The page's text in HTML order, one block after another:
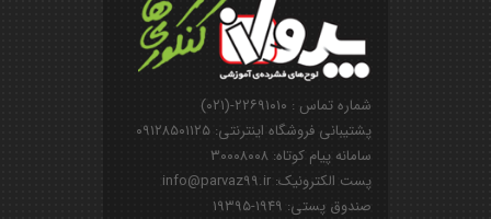
شماره تماس : ۲۲۶۹۱۰۱۰-(۰۲۱)
پشتیبانی فروشگاه اینترنتی: ۰۹۱۲۸۵۰۱۱۲۵
سامانه پیام کوتاه: ۳۰۰۰۸۰۰۸
پست الکترونیک: info@parvaz99.ir
صندوق پستی: ۱۹۴۹-۱۹۳۹۵